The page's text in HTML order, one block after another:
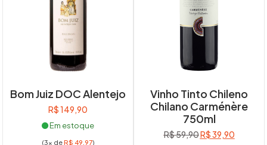
Bom Juiz DOC Alentejo
R$149,90
Em estoque
(3x deR$ 49,97)
Vinho Tinto Chileno
Chilano Carménère
750ml
R$59,90O
R$39,90O